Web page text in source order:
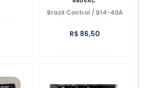
Brazil Control / B14-40A
R$ 86,50